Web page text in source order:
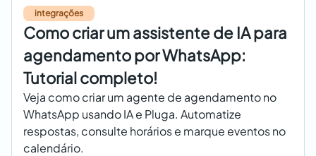
integrações
Como criar um assistente de IA para
agendamento por WhatsApp:
Tutorial completo!
Veja como criar um agente de agendamento no
WhatsApp usando IA e Pluga. Automatize
respostas, consulte horários e marque eventos no
calendário.